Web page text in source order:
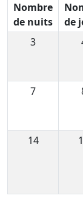
Nombre
de nuits
de
3
7
14